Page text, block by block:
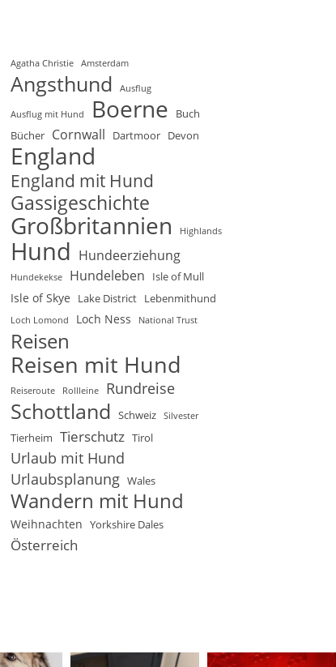
Agatha Christie Amsterdam
Angsthund Ausflug
Ausflug mit Hund Boerne
Buch
Bücher Cornwall Dartmoor Devon
England
England mit Hund
Gassigeschichte
Großbritannien Highlands
Hund Hundeerziehung
Hundekekse Hundeleben Isle of Mull
Isle of Skye Lake District Lebenmithund
Loch Lomond Loch Ness National Trust
Reisen
Reisen mit Hund
Reiseroute Rollleine Rundreise
Schottland Schweiz Silvester
Tierheim Tierschutz Tirol
Urlaub mit Hund
Urlaubsplanung Wales
Wandern mit Hund
Weihnachten Yorkshire Dales
Österreich